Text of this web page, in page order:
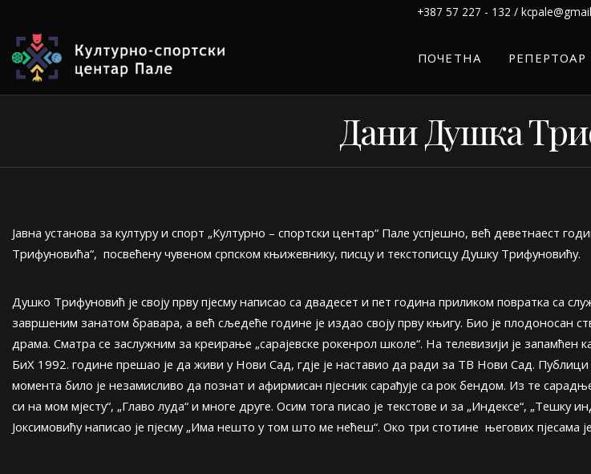
+387 57 227 - 132 /
ПОЧЕТНА РЕПЕРТОАР
Дани Душка
Јавна установа за културу и спорт „Културно – спортски центар“ Пале успјешно, већ деветнаест
Трифуновића“, посвећену чувеном српском књижевнику, писцу и текстописцу Душку Трифуновићу.
Душко Трифуновић је своју прву пјесму написао са двадесет и пет година приликом повратка са
завршеним занатом бравара, а већ сљедеће године је издао своју прву књигу. Био је плодоносан
драма. Сматра се заслужним за креирање „сарајевске рокенрол школе“. На телевизији је
БиХ 1992. године прешао је да живи у Нови Сад, гдје је наставио да ради за ТВ Нови Сад.
момента било је незамисливо да познат и афирмисан пјесник сарађује са рок бендом. Из те
си на мом мјесту“, „Главо луда“ и многе друге. Осим тога писао је текстове и за „Индексе“, „Тешку
Јоксимовићу написао је пјесму „Има нешто у том што ме нећеш“. Око три стотине његових